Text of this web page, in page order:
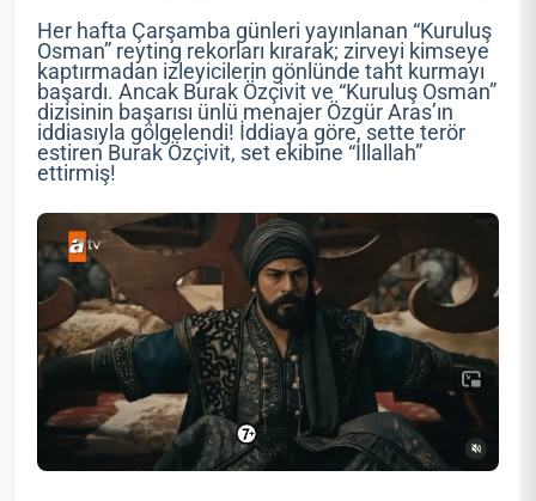
Her hafta Çarşamba günleri yayınlanan “Kuruluş
Osman” reyting rekorları kırarak; zirveyi kimseye
kaptırmadan izleyicilerin gönlünde taht kurmayı
başardı. Ancak Burak Özçivit ve “Kuruluş Osman”
dizisinin başarısı ünlü menajer Özgür Aras’ın
iddiasıyla gölgelendi! İddiaya göre, sette terör
estiren Burak Özçivit, set ekibine “İllallah”
ettirmiş!